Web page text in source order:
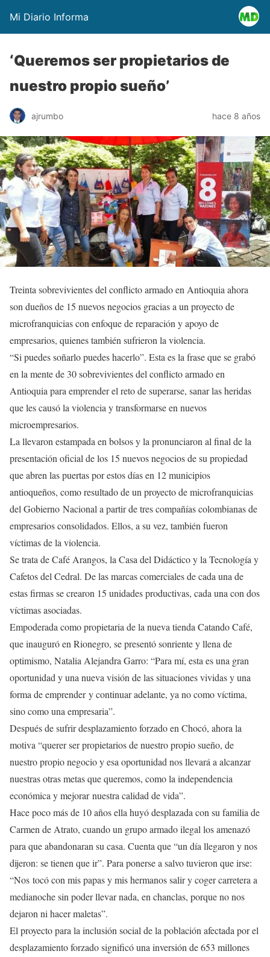
Mi Diario Informa
‘Queremos ser propietarios de
nuestro propio sueño’
ajrumbo hace 8 años
Treinta sobrevivientes del conflicto armado en Antioquia ahora
son dueños de 15 nuevos negocios gracias a un proyecto de
microfranquicias con enfoque de reparación y apoyo de
empresarios, quienes también sufrieron la violencia.
“Si puedes soñarlo puedes hacerlo”. Esta es la frase que se grabó
en la mente de 30 sobrevivientes del conflicto armado en
Antioquia para emprender el reto de superarse, sanar las heridas
que les causó la violencia y transformarse en nuevos
microempresarios.
La llevaron estampada en bolsos y la pronunciaron al final de la
presentación oficial de los 15 nuevos negocios de su propiedad
que abren las puertas por estos días en 12 municipios
antioqueños, como resultado de un proyecto de microfranquicias
del Gobierno Nacional a partir de tres compañías colombianas de
empresarios consolidados. Ellos, a su vez, también fueron
víctimas de la violencia.
Se trata de Café Arangos, la Casa del Didáctico y la Tecnología y
Cafetos del Cedral. De las marcas comerciales de cada una de
estas firmas se crearon 15 unidades productivas, cada una con dos
víctimas asociadas.
Empoderada como propietaria de la nueva tienda Catando Café,
que inauguró en Rionegro, se presentó sonriente y llena de
optimismo, Natalia Alejandra Garro: “Para mí, esta es una gran
oportunidad y una nueva visión de las situaciones vividas y una
forma de emprender y continuar adelante, ya no como víctima,
sino como una empresaria”.
Después de sufrir desplazamiento forzado en Chocó, ahora la
motiva “querer ser propietarios de nuestro propio sueño, de
nuestro propio negocio y esa oportunidad nos llevará a alcanzar
nuestras otras metas que queremos, como la independencia
económica y mejorar nuestra calidad de vida”.
Hace poco más de 10 años ella huyó desplazada con su familia de
Carmen de Atrato, cuando un grupo armado ilegal los amenazó
para que abandonaran su casa. Cuenta que “un día llegaron y nos
dijeron: se tienen que ir”. Para ponerse a salvo tuvieron que irse:
“Nos tocó con mis papas y mis hermanos salir y coger carretera a
medianoche sin poder llevar nada, en chanclas, porque no nos
dejaron ni hacer maletas”.
El proyecto para la inclusión social de la población afectada por el
desplazamiento forzado significó una inversión de 653 millones